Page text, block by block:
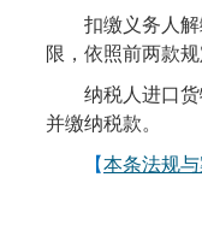
扣缴义务人
限，依照前两款规
纳税人进口
并缴纳税款。
【本条法规